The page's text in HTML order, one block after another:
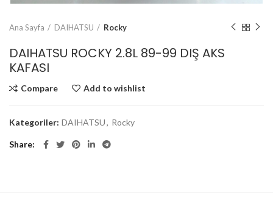
Ana Sayfa DAIHATSU Rocky
DAIHATSU ROCKY 2.8L 89-99 DIŞ AKS
KAFASI
Compare Add to wishlist
Kategoriler: DAIHATSU, Rocky
Share